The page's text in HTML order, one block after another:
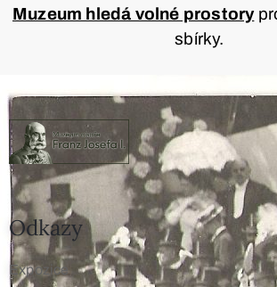
Muzeum hledá volné prostory
sbírky.
Odkazy
Expozice